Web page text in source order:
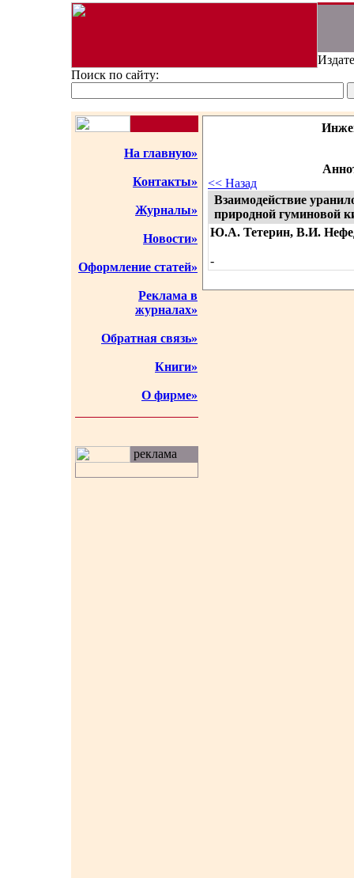
Поиск по сайту:
На главную»
Контакты»
Журналы»
Новости»
Оформление статей»
Реклама в
журналах»
Обратная связь»
Книги»
О фирме»
реклама
<< Назад
Взаимодействие
природной гуминовой
Ю.А. Тетерин, В.И.
-